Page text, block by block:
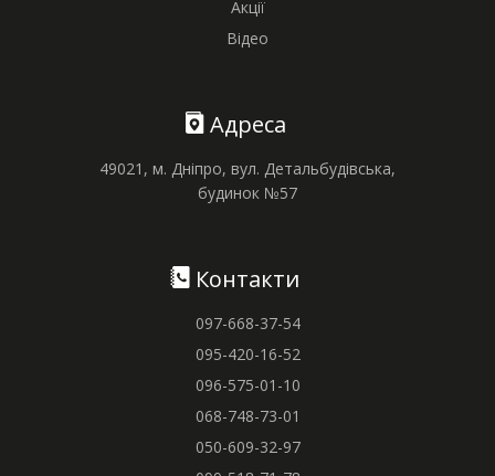
Акції
Відео
Адреса
49021, м. Дніпро, вул. Детальбудівська,
будинок №57
Контакти
097-668-37-54
095-420-16-52
096-575-01-10
068-748-73-01
050-609-32-97